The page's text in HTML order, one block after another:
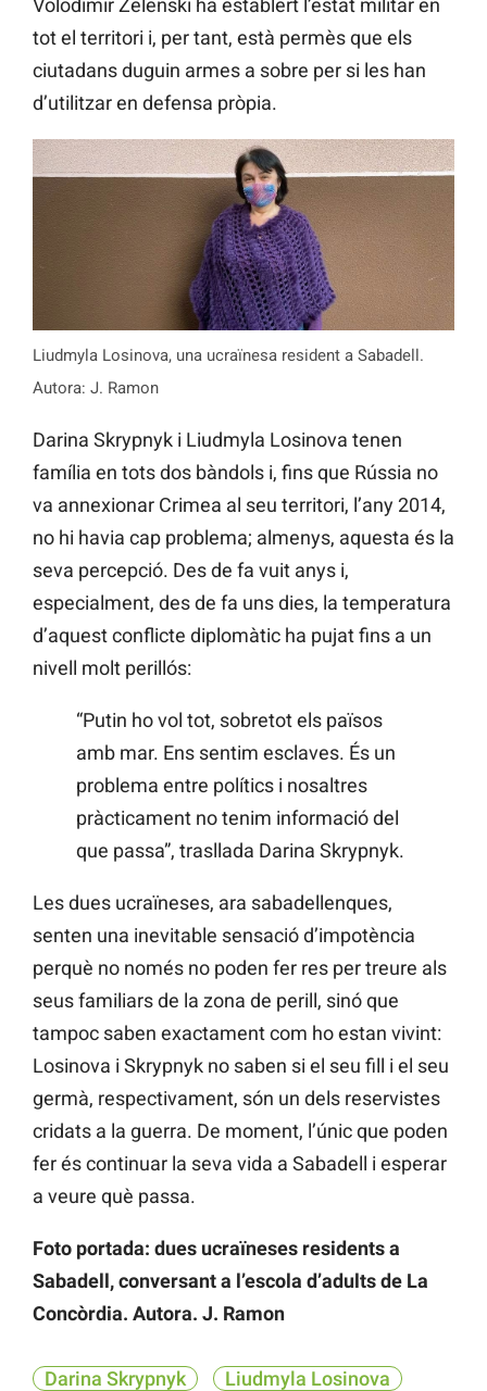
tot el territori i, per tant, està permès que els
ciutadans duguin armes a sobre per si les han
d’utilitzar en defensa pròpia.
Liudmyla Losinova, una ucraïnesa resident a Sabadell.
Autora: J. Ramon
Darina Skrypnyk i Liudmyla Losinova tenen
família en tots dos bàndols i, fins que Rússia no
va annexionar Crimea al seu territori, l’any 2014,
no hi havia cap problema; almenys, aquesta és la
seva percepció. Des de fa vuit anys i,
especialment, des de fa uns dies, la temperatura
d’aquest conflicte diplomàtic ha pujat fins a un
nivell molt perillós:
“Putin ho vol tot, sobretot els països
amb mar. Ens sentim esclaves. És un
problema entre polítics i nosaltres
pràcticament no tenim informació del
que passa”, trasllada Darina Skrypnyk.
Les dues ucraïneses, ara sabadellenques,
senten una inevitable sensació d’impotència
perquè no només no poden fer res per treure als
seus familiars de la zona de perill, sinó que
tampoc saben exactament com ho estan vivint:
Losinova i Skrypnyk no saben si el seu fill i el seu
germà, respectivament, són un dels reservistes
cridats a la guerra. De moment, l’únic que poden
fer és continuar la seva vida a Sabadell i esperar
a veure què passa.
Foto portada: dues ucraïneses residents a
Sabadell, conversant a l’escola d’adults de La
Concòrdia. Autora. J. Ramon
Darina Skrypnyk Liudmyla Losinova